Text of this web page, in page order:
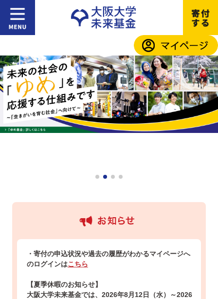
・寄付の申込状況や過去の履歴がわかるマイページへ
のログインはこちら
【夏季休暇のお知らせ】
大阪大学未来基金では、2026年8月12日（水）～2026